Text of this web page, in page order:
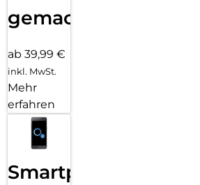
gemacht!
ab 39,99 €
inkl. MwSt.
Mehr
erfahren
Smartphone